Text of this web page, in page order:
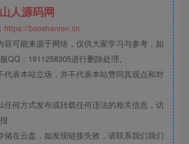
人源码网
https://baoshanren.cn
容可能来源于网络，仅供大家学习与参考，如
QQ：1911258305进行删除处理。
代表本站立场，并不代表本站赞同其观点和对
任何方式发布或转载任何违法的相关信息，访
储在云盘，如发现链接失效，请联系我们我们